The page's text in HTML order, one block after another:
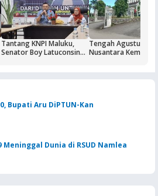
Tantang KNPI Maluku,
Senator Boy Latuconsina
Tengah Agustus
Nusantara Kembali
Bupati Aru DiPTUN-Kan
Meninggal Dunia di RSUD Namlea